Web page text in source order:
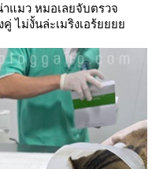
าแมว หมอเลยจับตรวจ
งคู่ ไม่งั้นล่ะเมริงเอร้